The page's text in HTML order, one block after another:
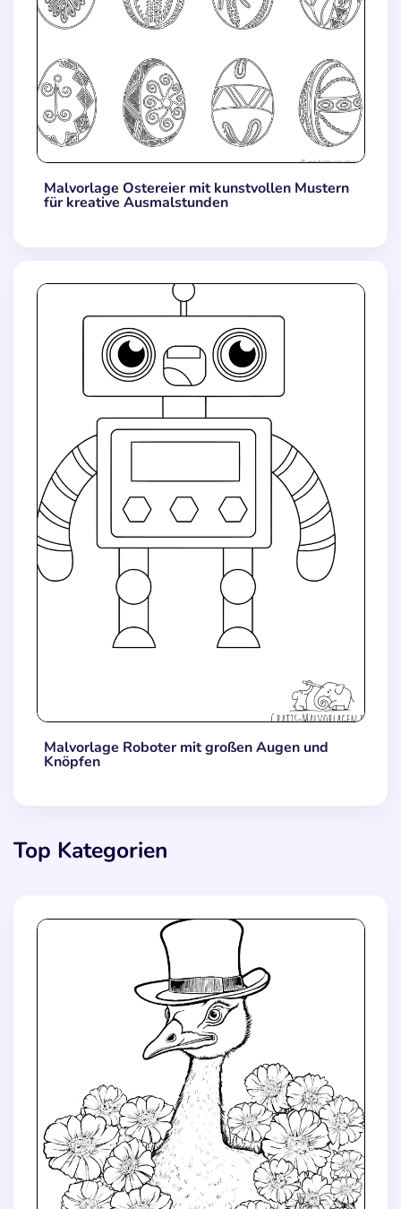
Malvorlage Ostereier mit kunstvollen Mustern
für kreative Ausmalstunden
Malvorlage Roboter mit großen Augen und
Knöpfen
Top Kategorien